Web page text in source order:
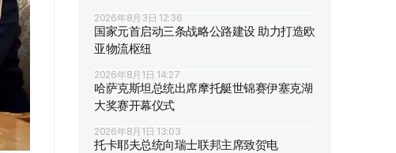
2026年8月3日 12:36
国家元首启动三条战略公路建设 助力打造欧
亚物流枢纽
2026年8月1日 14:27
哈萨克斯坦总统出席摩托艇世锦赛伊塞克湖
大奖赛开幕仪式
2026年8月1日 13:03
托卡耶夫总统向瑞士联邦主席致贺电